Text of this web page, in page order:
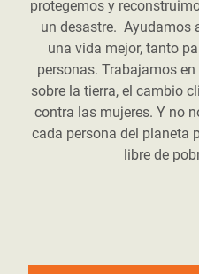
protegemos y
un desastre. Ayudamos
una vida mejor, tanto
personas. Trabajamos
sobre la tierra, el cambio
contra las mujeres. Y no
cada persona del planeta
libre de